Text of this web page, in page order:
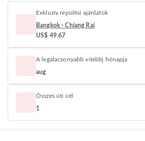
Exkluzív repülési ajánlatok
Bangkok - Chiang Rai
US$ 49.67
A legalacsonyabb viteldíj hónapja
aug
Összes úti cél
1